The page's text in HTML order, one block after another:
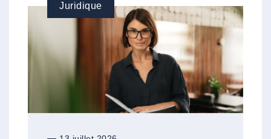
Juridique